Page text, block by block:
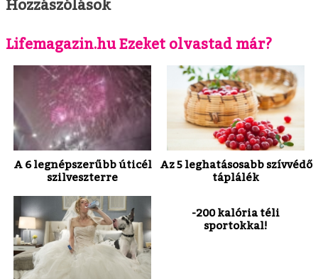
Hozzászólások
Lifemagazin.hu Ezeket olvastad már?
A 6 legnépszerűbb úticél
szilveszterre
Az 5 leghatásosabb szívvédő
táplálék
-200 kalória téli
sportokkal!